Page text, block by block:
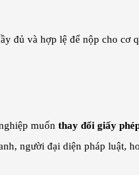
đủ và hợp lệ để nộp cho cơ
muốn thay đổi giấy
người đại diện pháp luật,